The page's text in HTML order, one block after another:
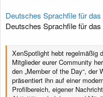
Deutsches Sprachfile für
Deutsches Sprachfile für
XenSpotlight hebt regelmäßig
Mitglieder eurer Community
den „Member of the Day“, der
präsentiert ihn auf einer
Profilbereich, eigener